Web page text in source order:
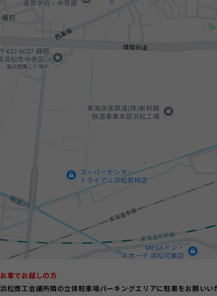
お車でお越しの方
浜松商工会議所隣の立体駐車場パーキングエリアに駐車をお願いい